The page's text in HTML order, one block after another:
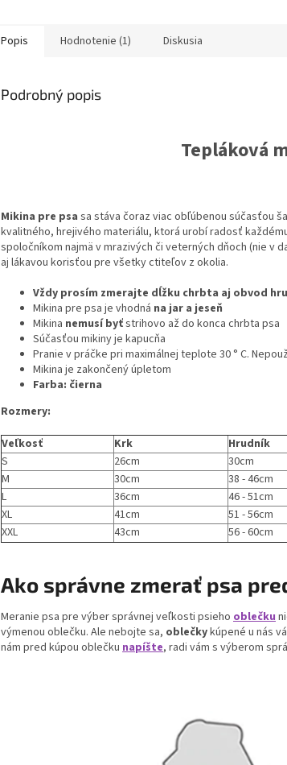
Popis Hodnotenie (1) Diskusia
Podrobný popis
Tepláková
Mikina pre psa sa stáva čoraz viac obľúbenou súčasťou
kvalitného, hrejivého materiálu, ktorá urobí radosť
spoločníkom najmä v mrazivých či veterných dňoch (nie v
aj lákavou korisťou pre všetky ctiteľov z okolia.
Vždy prosím zmerajte dĺžku chrbta aj obvod
Mikina pre psa je vhodná na jar a jeseň
Mikina nemusí byťstrihovo až do konca chrbta psa
Súčasťou mikiny je kapucňa
Pranie v práčke pri maximálnej teplote 30 ° C.
Mikina je zakončený úpletom
Farba: čierna
Rozmery:
Veľkosť
Krk Hrudník
S
26cm 30cm
M
30cm 38 - 46cm
L
36cm 46 - 51cm
XL
41cm 51 - 56cm
XXL
43cm 56 - 60cm
Ako správne zmerať psa
Meranie psa pre výber správnej veľkosti psieho oblečku
výmenou oblečku. Ale nebojte sa, oblečkykúpené u nás
nám pred kúpou oblečku napíšte, radi vám s výberom